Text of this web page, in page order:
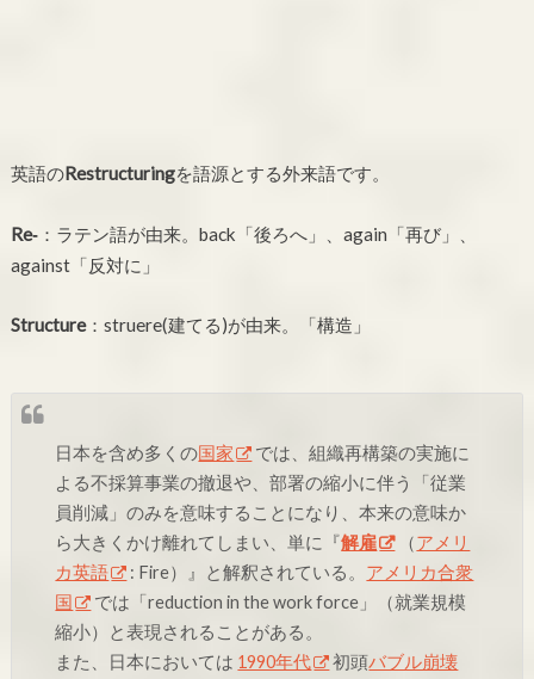
英語のRestructuringを語源とする外来語です。
Re‐：ラテン語が由来。back「後ろへ」、again「再び」、
against「反対に」
Structure：struere(建てる)が由来。「構造」
日本を含め多くの国家
では、組織再構築の実施に
よる不採算事業の撤退や、部署の縮小に伴う「従業
員削減」のみを意味することになり、本来の意味か
ら大きくかけ離れてしまい、単に『解雇 （アメリ
カ英語
: Fire）』と解釈されている。 アメリカ合衆
国
では「reduction in the work force」（就業規模
縮小）と表現されることがある。
また、日本においては 1990年代 初頭バブル崩壊